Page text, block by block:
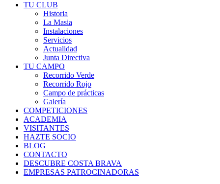
TU CLUB
Historia
La Masia
Instalaciones
Servicios
Actualidad
Junta Directiva
TU CAMPO
Recorrido Verde
Recorrido Rojo
Campo de prácticas
Galería
COMPETICIONES
ACADEMIA
VISITANTES
HAZTE SOCIO
BLOG
CONTACTO
DESCUBRE COSTA BRAVA
EMPRESAS PATROCINADORAS